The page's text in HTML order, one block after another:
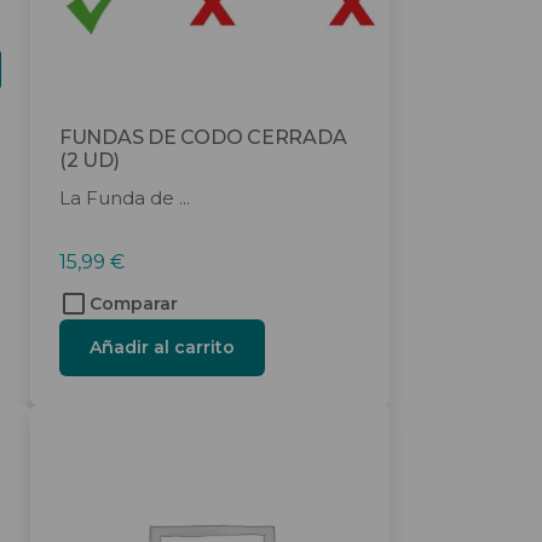
FUNDAS DE CODO CERRADA
(2 UD)
La Funda de ...
15,99 €
Comparar
Añadir al carrito